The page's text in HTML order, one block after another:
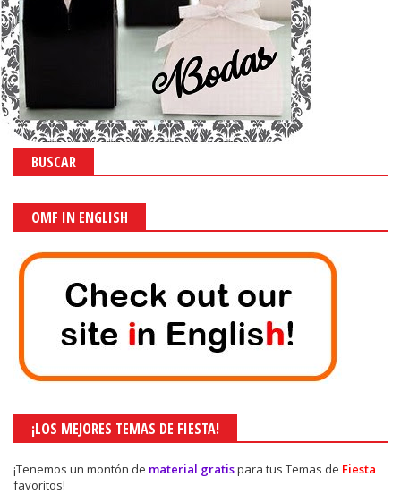
BUSCAR
OMF IN ENGLISH
¡LOS MEJORES TEMAS DE FIESTA!
¡Tenemos un montón de material gratispara tus Temas de Fiesta
favoritos!